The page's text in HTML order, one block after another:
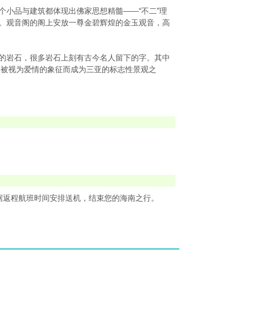
小品与建筑都体现出佛家思想精髓——“不二”理
观音阁的阁上安放一尊金碧辉煌的金玉观音，高
岩石，很多岩石上刻有古今名人留下的字。其中
视为爱情的象征而成为三亚的标志性景观之
程航班时间安排送机，结束您的海南之行。